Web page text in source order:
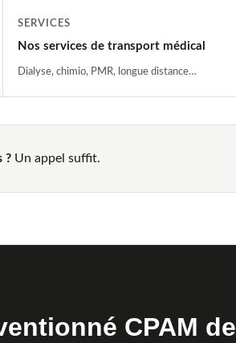
SERVICES
Nos services de transport médical
Dialyse, chimio, PMR, longue distance…
? Un appel suffit.
CPAM